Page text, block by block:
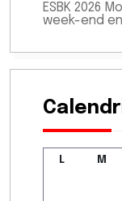
ESBK 2026
week-end
L M